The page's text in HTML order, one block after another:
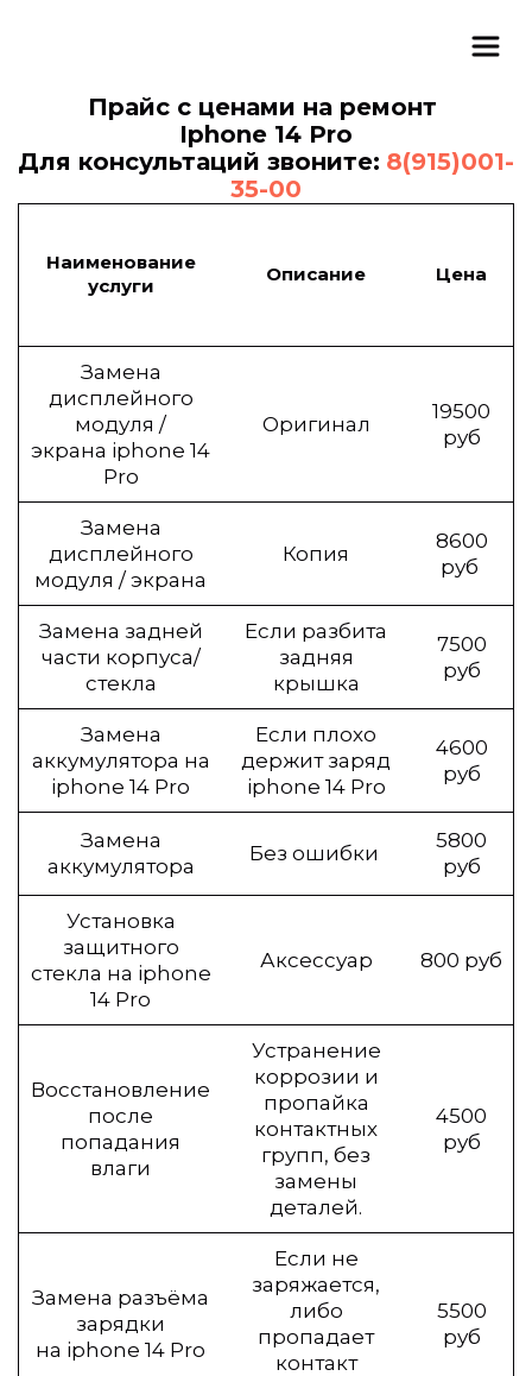
Прайс с ценами на ремонт
Iphone 14 Pro
Для консультаций звоните: 8(915)001-
35-00
Наименование
услуги
Описание Цена
Замена
дисплейного
модуля /
экрана iphone 14
Pro
Оригинал
19500
руб
Замена
дисплейного
модуля / экрана
Копия
8600
руб
Замена задней
части корпуса/
стекла
Если разбита
задняя
крышка
7500
руб
Замена
аккумулятора на
iphone 14 Pro
Если плохо
держит заряд
iphone 14 Pro
4600
руб
Замена
аккумулятора
Без ошибки
5800
руб
Установка
защитного
стекла на iphone
14 Pro
Аксессуар 800 руб
Восстановление
после
попадания
влаги
Устранение
коррозии и
пропайка
контактных
групп, без
замены
деталей.
4500
руб
Замена разъёма
зарядки
на iphone 14 Pro
Если не
заряжается,
либо
пропадает
контакт
5500
руб